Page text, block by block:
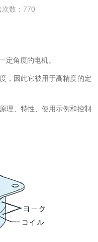
次数：770
定角度的电机。
，因此它被用于高精度的定
理、特性、使用示例和控制